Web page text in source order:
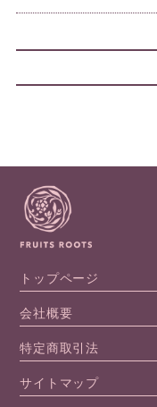
トップページ
会社概要
特定商取引法
サイトマップ